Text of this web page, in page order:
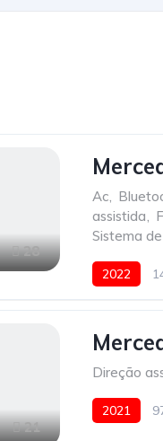
28
Ac,
assistida,
Sistema
2022
21
Direção
2021